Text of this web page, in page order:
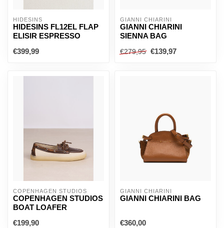
HIDESINS
HIDESINS FL12EL FLAP
ELISIR ESPRESSO
€399,99
GIANNI CHIARINI
GIANNI CHIARINI
SIENNA BAG
€279,95 €139,97
COPENHAGEN STUDIOS
COPENHAGEN STUDIOS
BOAT LOAFER
€199,90
GIANNI CHIARINI
GIANNI CHIARINI BAG
€360,00